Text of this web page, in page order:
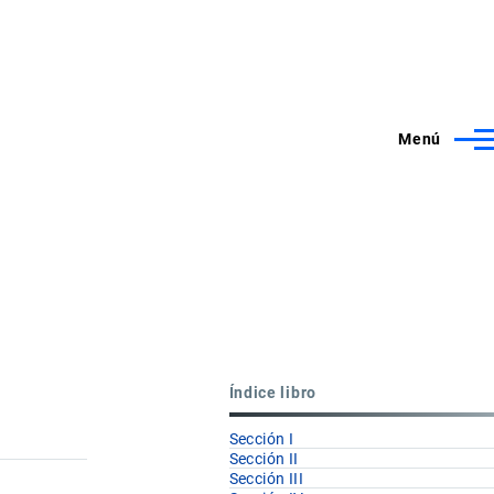
Menú
Índice libro
Sección I
Sección II
Sección III